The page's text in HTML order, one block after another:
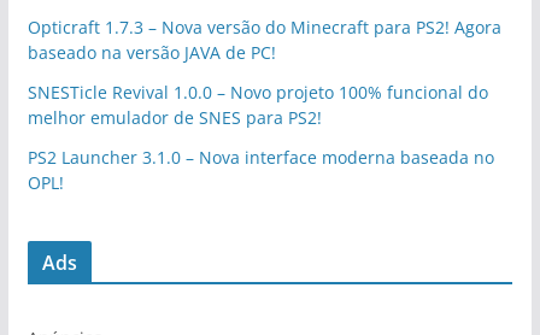
Opticraft 1.7.3 – Nova versão do Minecraft para PS2! Agora
baseado na versão JAVA de PC!
SNESTicle Revival 1.0.0 – Novo projeto 100% funcional do
melhor emulador de SNES para PS2!
PS2 Launcher 3.1.0 – Nova interface moderna baseada no
OPL!
Ads